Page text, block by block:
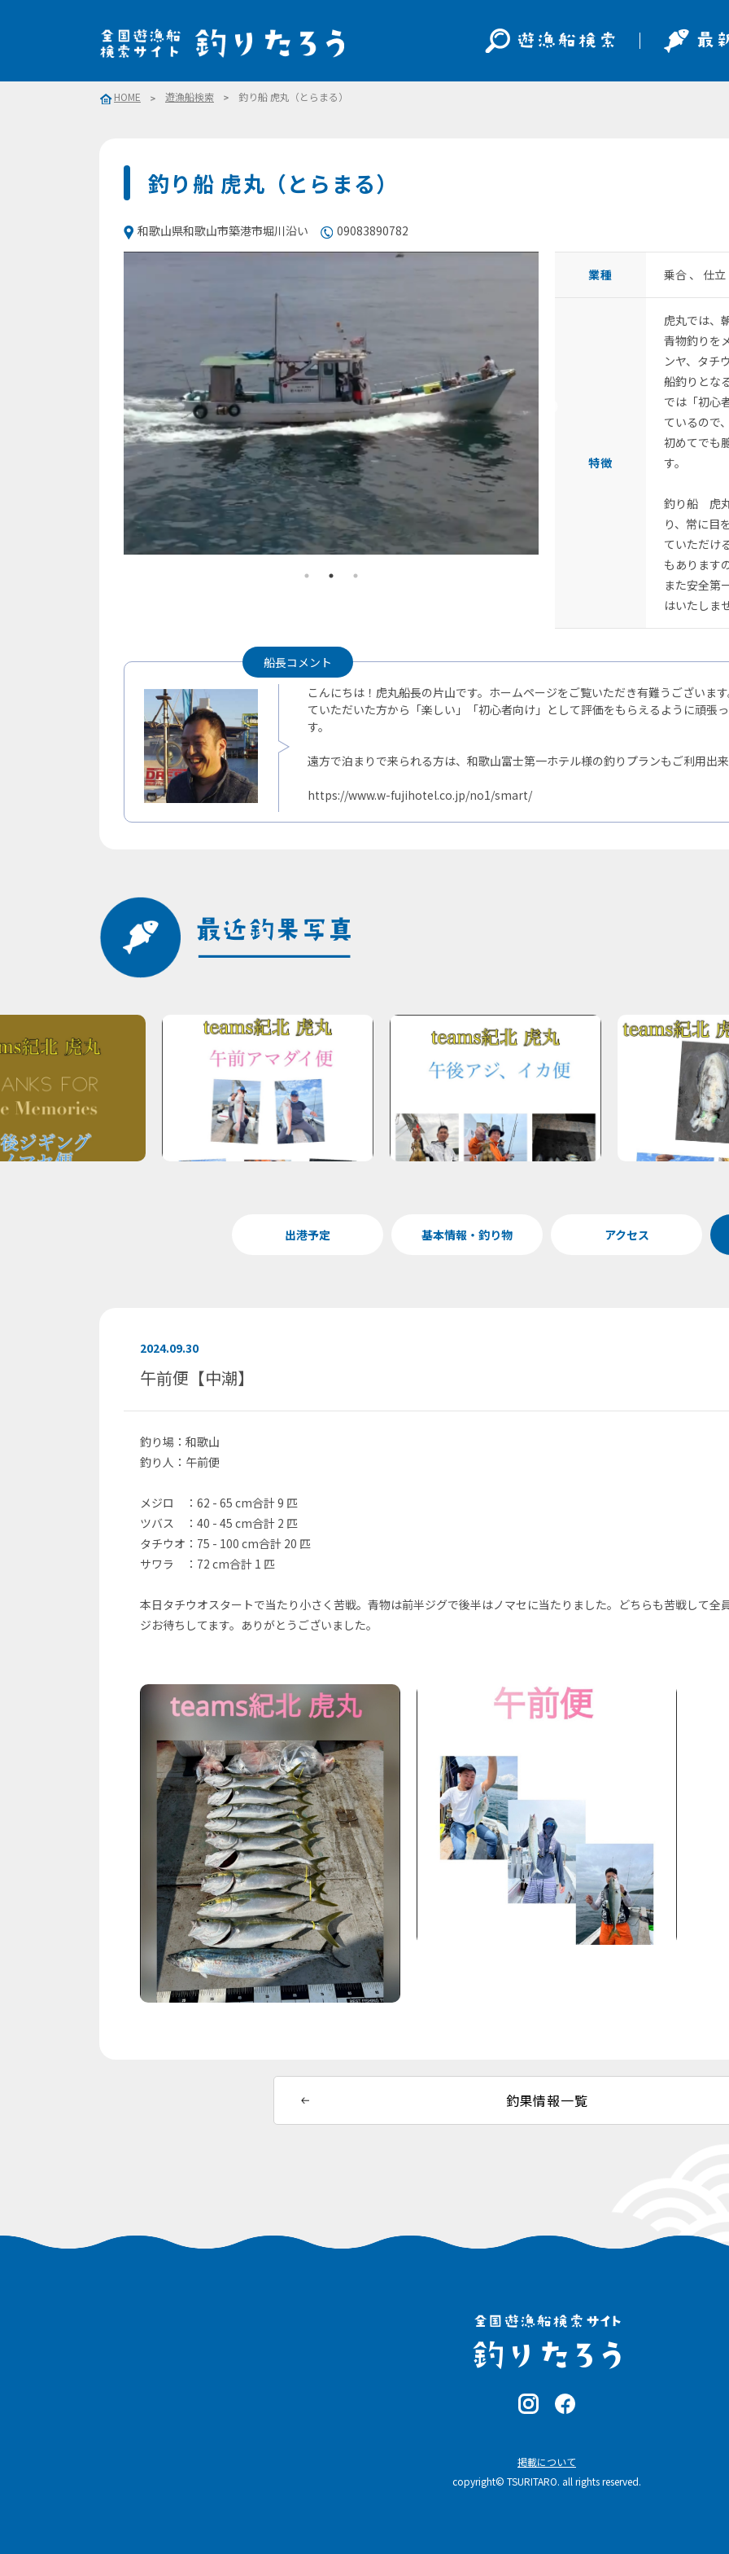
HOME 遊漁船検索 釣り船 虎丸（とらまる）
釣り船 虎丸（とらまる）
和歌山県和歌山市築港市堀川沿い 09083890782
業種 乗合 、 仕
特徴
虎丸では、
青物釣りを
ンヤ、タチ
船釣りとな
では「初心
ているので
初めてでも
す。
釣り船 虎
り、常に目
ていただけ
もあります
また安全第
はいたしま
船長コメント
こんにちは！虎丸船長の片山です。ホームページをご覧いただき有難うございま
ていただいた方から「楽しい」「初心者向け」として評価をもらえるように頑張
す。
遠方で泊まりで来られる方は、和歌山富士第一ホテル様の釣りプランもご利用出
https://www.w-fujihotel.co.jp/no1/smart/
出港予定 基本情報・釣り物 アクセス
2024.09.30
午前便【中潮】
釣り場：和歌山
釣り人：午前便
メジロ ：62 - 65 cm合計 9 匹
ツバス ：40 - 45 cm合計 2 匹
タチウオ：75 - 100 cm合計 20 匹
サワラ ：72 cm合計 1 匹
本日タチウオスタートで当たり小さく苦戦。青物は前半ジグで後半はノマセに当たりました。どちらも苦戦して全
ジお待ちしてます。ありがとうございました。
釣果情報一覧
掲載について
copyright© TSURITARO. all rights reserved.